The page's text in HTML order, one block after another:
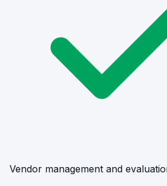
Vendor management and